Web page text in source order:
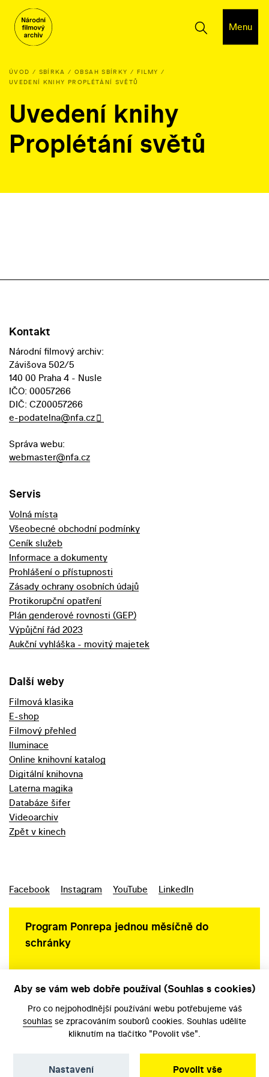
Menu
ÚVOD SBÍRKA OBSAH SBÍRKY
FILMY
UVEDENÍ KNIHY PROPLÉTÁNÍ SVĚTŮ
Uvedení knihy
Proplétání světů
Kontakt
Národní filmový archiv:
Závišova 502/5
140 00 Praha 4 - Nusle
IČO: 00057266
DIČ: CZ00057266
e-podatelna@nfa.cz
Správa webu:
webmaster@nfa.cz
Servis
Volná místa
Všeobecné obchodní podmínky
Ceník služeb
Informace a dokumenty
Prohlášení o přístupnosti
Zásady ochrany osobních údajů
Protikorupční opatření
Plán genderové rovnosti (GEP)
Výpůjční řád 2023
Aukční vyhláška - movitý majetek
Další weby
Filmová klasika
E-shop
Filmový přehled
Iluminace
Online knihovní katalog
Digitální knihovna
Laterna magika
Databáze šifer
Videoarchiv
Zpět v kinech
Facebook Instagram YouTube LinkedIn
Program Ponrepa jednou měsíčně do
schránky
Aby se vám web dobře používal (Souhlas s cookies)
Pro co nejpohodlnější používání webu potřebujeme váš
souhlas se zpracováním souborů cookies. Souhlas udělíte
kliknutím na tlačítko "Povolit vše".
Povolit vše
Nastavení